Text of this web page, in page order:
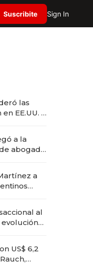
Suscribite Sign In
las
EE.UU. y
a la
abogado
a
al
US$ 6,2